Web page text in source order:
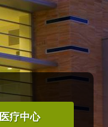
疗中心